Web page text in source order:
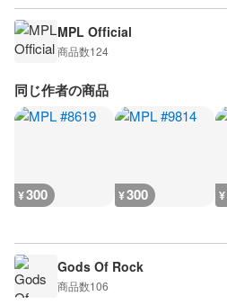
MPL Official
商品数124
同じ作者の商品
¥300 ¥300 ¥
Gods Of Rock
商品数106